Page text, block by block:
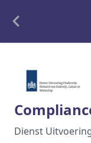
Freelance
Dienst